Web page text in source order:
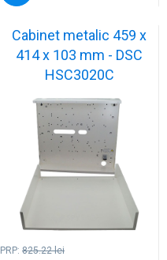
Cabinet metalic 459 x
414 x 103 mm - DSC
HSC3020C
PRP: 825.22lei